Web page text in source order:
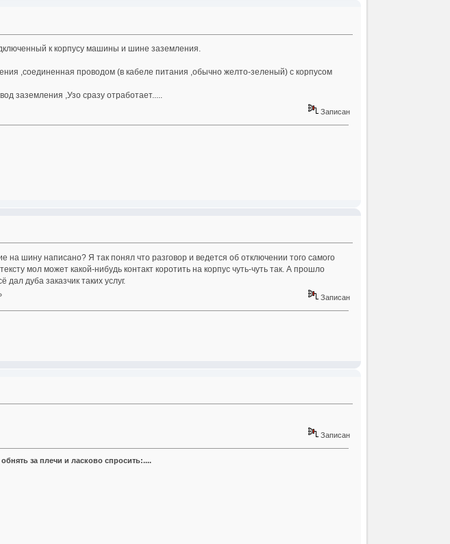
к корпусу машины и шине заземления.
,соединенная проводом (в кабеле питания ,обычно желто-зеленый) с корпусом
заземления ,Узо сразу отработает.....
Записан
на шину написано? Я так понял что разговор и ведется об отключении того самого
мол может какой-нибудь контакт коротить на корпус чуть-чуть так. А прошло
дал дуба заказчик таких услуг.
Записан
Записан
за плечи и ласково спросить:....